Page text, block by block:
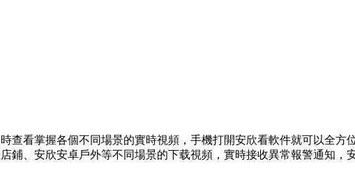
查看掌握各個不同場景的實時視頻，手機打開安欣看軟件就可以全方
鋪、安欣安卓戶外等不同場景的下载視頻，實時接收異常報警通知，